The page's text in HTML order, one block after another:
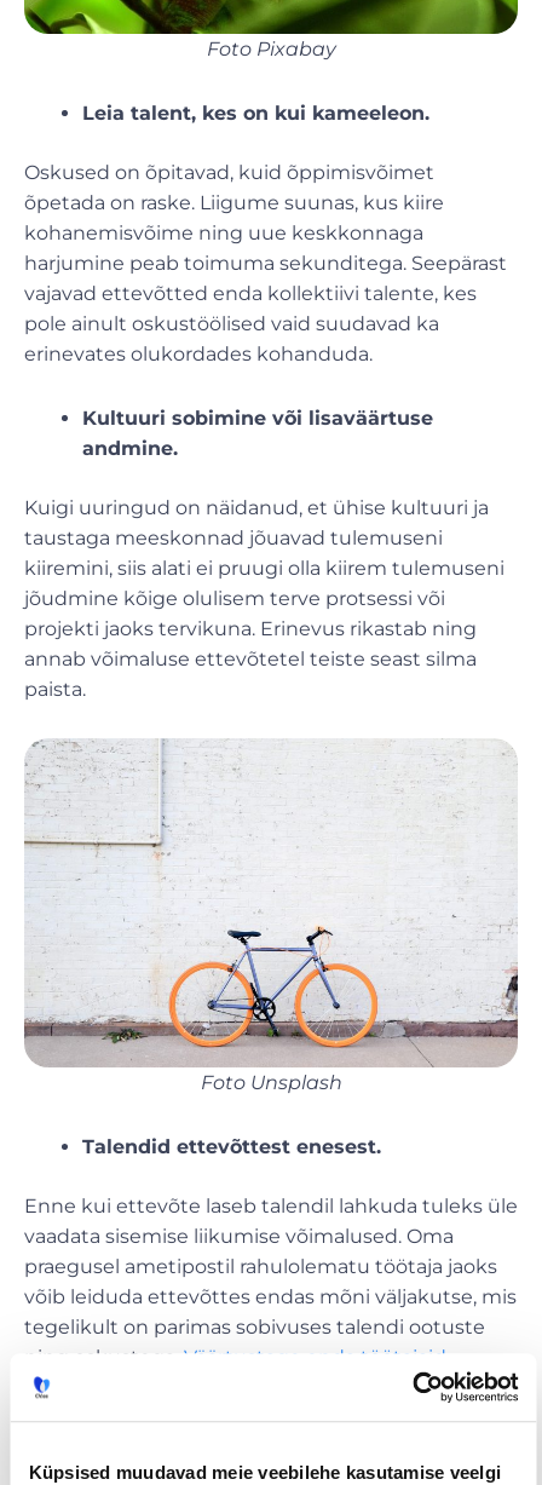
Küpsised muudavad meie veebilehe kasutamise veelgi
Foto Pixabay
Leia talent, kes on kui kameeleon.
Oskused on õpitavad, kuid õppimisvõimet
õpetada on raske. Liigume suunas, kus kiire
kohanemisvõime ning uue keskkonnaga
harjumine peab toimuma sekunditega. Seepärast
vajavad ettevõtted enda kollektiivi talente, kes
pole ainult oskustöölised vaid suudavad ka
erinevates olukordades kohanduda.
Kultuuri sobimine või lisaväärtuse
andmine.
Kuigi uuringud on näidanud, et ühise kultuuri ja
taustaga meeskonnad jõuavad tulemuseni
kiiremini, siis alati ei pruugi olla kiirem tulemuseni
jõudmine kõige olulisem terve protsessi või
projekti jaoks tervikuna. Erinevus rikastab ning
annab võimaluse ettevõtetel teiste seast silma
paista.
Foto Unsplash
Talendid ettevõttest enesest.
Enne kui ettevõte laseb talendil lahkuda tuleks üle
vaadata sisemise liikumise võimalused. Oma
praegusel ametipostil rahulolematu töötaja jaoks
võib leiduda ettevõttes endas mõni väljakutse, mis
tegelikult on parimas sobivuses talendi ootuste
ning oskustega. Väärtustage enda töötajaid
lahkumine peaks olema viimane väljapääs.